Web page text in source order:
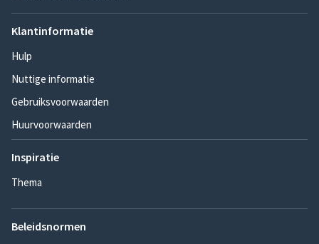
Klantinformatie
Hulp
Nuttige informatie
Gebruiksvoorwaarden
Huurvoorwaarden
Inspiratie
Thema
Beleidsnormen